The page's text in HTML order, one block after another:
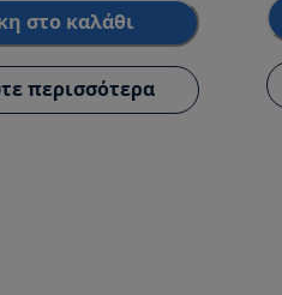
στο καλάθι
περισσότερα